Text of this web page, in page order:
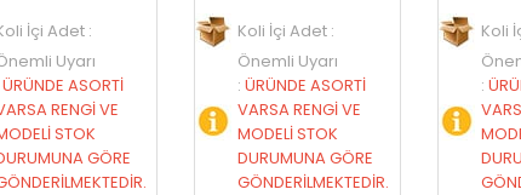
Koli İçi Adet :
Önemli Uyarı
:ÜRÜNDE ASORTİ
VARSA RENGİ VE
MODELİ STOK
DURUMUNA GÖRE
GÖNDERİLMEKTEDİR.
Koli İçi Adet :
Önemli Uyarı
:ÜRÜNDE ASORTİ
VARSA RENGİ VE
MODELİ STOK
DURUMUNA GÖRE
GÖNDERİLMEKTEDİR.